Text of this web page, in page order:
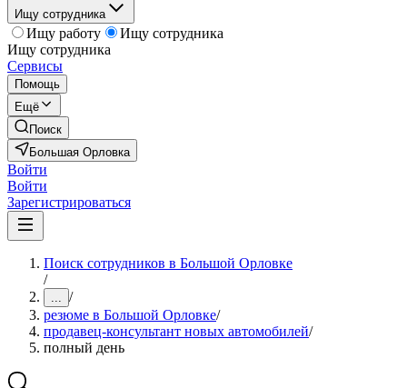
Ищу сотрудника
Ищу работу
Ищу сотрудника
Ищу сотрудника
Сервисы
Помощь
Ещё
Поиск
Большая Орловка
Войти
Войти
Зарегистрироваться
Поиск сотрудников в Большой Орловке
/
... /
резюме в Большой Орловке/
продавец-консультант новых автомобилей/
полный день